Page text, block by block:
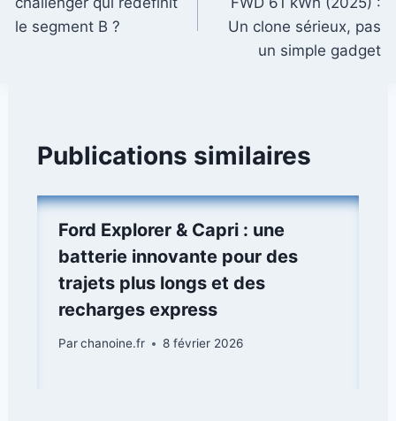
l’article
le segment B ?
Un clone sérieux, pas
un simple gadget
Publications similaires
Ford Explorer & Capri : une
batterie innovante pour des
trajets plus longs et des
recharges express
Parchanoine.fr 8 février 2026